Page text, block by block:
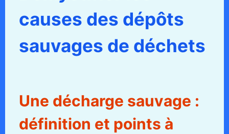
causes des dépôts
sauvages de déchets
Une décharge sauvage :
définition et points à